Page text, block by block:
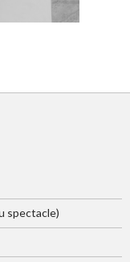
mixte
mixte
spectacle)